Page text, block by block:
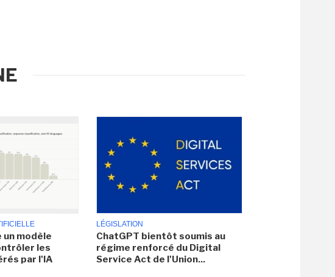
un modèle
les
par l'IA
LÉGISLATION
ChatGPT bientôt soumis au
régime renforcé du Digital
Service Act de l'Union...